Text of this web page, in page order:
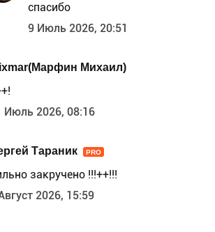
спасибо
9 Июль 2026, 20:51
Михаил)
Июль 2026, 08:16
Тараник PRO
закручено !!!++!!!
2026, 15:59